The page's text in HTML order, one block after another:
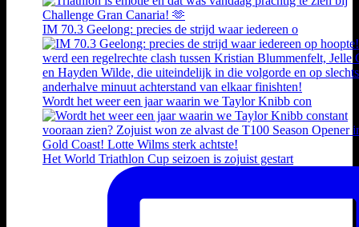
IM 70.3 Geelong: precies de strijd waar iedereen o
Wordt het weer een jaar waarin we Taylor Knibb con
Het World Triathlon Cup seizoen is zojuist gestart